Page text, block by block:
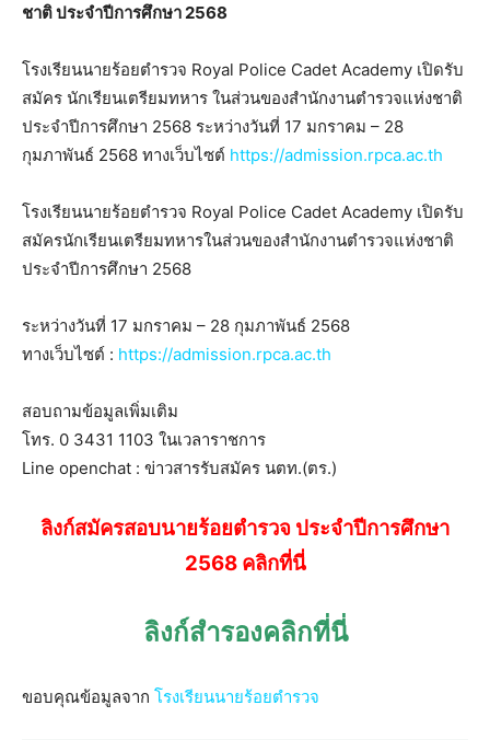
ชาติ ประจำปีการศึกษา 2568
โรงเรียนนายร้อยตำรวจ Royal Police Cadet Academy เปิดรับ
สมัคร นักเรียนเตรียมทหาร ในส่วนของสำนักงานตำรวจแห่งชาติ
ประจำปีการศึกษา 2568 ระหว่างวันที่ 17 มกราคม – 28
กุมภาพันธ์ 2568 ทางเว็บไซต์ https://admission.rpca.ac.th
โรงเรียนนายร้อยตำรวจ Royal Police Cadet Academy เปิดรับ
สมัครนักเรียนเตรียมทหารในส่วนของสำนักงานตำรวจแห่งชาติ
ประจำปีการศึกษา 2568
ระหว่างวันที่ 17 มกราคม – 28 กุมภาพันธ์ 2568
ทางเว็บไซต์ : https://admission.rpca.ac.th
สอบถามข้อมูลเพิ่มเติม
โทร. 0 3431 1103 ในเวลาราชการ
Line openchat : ข่าวสารรับสมัคร นตท.(ตร.)
ลิงก์สมัครสอบนายร้อยตำรวจ ประจำปีการศึกษา
2568 คลิกที่นี่
ลิงก์สำรองคลิกที่นี่
ขอบคุณข้อมูลจาก โรงเรียนนายร้อยตำรวจ